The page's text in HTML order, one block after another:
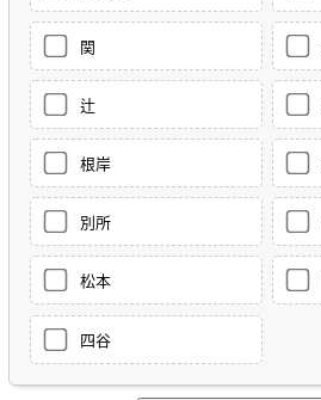
関
辻
根岸
別所
松本
四谷